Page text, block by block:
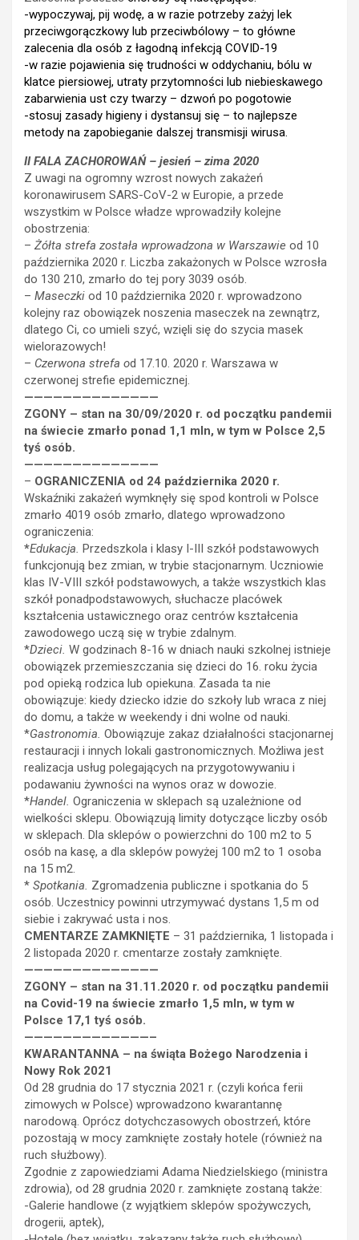
-wypoczywaj, pij wodę, a w razie potrzeby zażyj lek
przeciwgorączkowy lub przeciwbólowy – to główne
zalecenia dla osób z łagodną infekcją COVID-19
-w razie pojawienia się trudności w oddychaniu, bólu w
klatce piersiowej, utraty przytomności lub niebieskawego
zabarwienia ust czy twarzy – dzwoń po pogotowie
-stosuj zasady higieny i dystansuj się – to najlepsze
metody na zapobieganie dalszej transmisji wirusa.
II FALA ZACHOROWAŃ – jesień – zima 2020
Z uwagi na ogromny wzrost nowych zakażeń
koronawirusem SARS-CoV-2 w Europie, a przede
wszystkim w Polsce władze wprowadziły kolejne
obostrzenia:
– Żółta strefa została wprowadzona w Warszawie od 10
października 2020 r. Liczba zakażonych w Polsce wzrosła
do 130 210, zmarło do tej pory 3039 osób.
– Maseczki od 10 października 2020 r. wprowadzono
kolejny raz obowiązek noszenia maseczek na zewnątrz,
dlatego Ci, co umieli szyć, wzięli się do szycia masek
wielorazowych!
– Czerwona strefa od 17.10. 2020 r. Warszawa w
czerwonej strefie epidemicznej.
——————————————
ZGONY – stan na 30/09/2020 r. od początku pandemii
na świecie zmarło ponad 1,1 mln, w tym w Polsce 2,5
tyś osób.
——————————————
– OGRANICZENIA od 24 października 2020 r.
Wskaźniki zakażeń wymknęły się spod kontroli w Polsce
zmarło 4019 osób zmarło, dlatego wprowadzono
ograniczenia:
*Edukacja. Przedszkola i klasy I-III szkół podstawowych
funkcjonują bez zmian, w trybie stacjonarnym. Uczniowie
klas IV-VIII szkół podstawowych, a także wszystkich klas
szkół ponadpodstawowych, słuchacze placówek
kształcenia ustawicznego oraz centrów kształcenia
zawodowego uczą się w trybie zdalnym.
*Dzieci. W godzinach 8-16 w dniach nauki szkolnej istnieje
obowiązek przemieszczania się dzieci do 16. roku życia
pod opieką rodzica lub opiekuna. Zasada ta nie
obowiązuje: kiedy dziecko idzie do szkoły lub wraca z niej
do domu, a także w weekendy i dni wolne od nauki.
*Gastronomia. Obowiązuje zakaz działalności stacjonarnej
restauracji i innych lokali gastronomicznych. Możliwa jest
realizacja usług polegających na przygotowywaniu i
podawaniu żywności na wynos oraz w dowozie.
*Handel. Ograniczenia w sklepach są uzależnione od
wielkości sklepu. Obowiązują limity dotyczące liczby osób
w sklepach. Dla sklepów o powierzchni do 100 m2 to 5
osób na kasę, a dla sklepów powyżej 100 m2 to 1 osoba
na 15 m2.
* Spotkania. Zgromadzenia publiczne i spotkania do 5
osób. Uczestnicy powinni utrzymywać dystans 1,5 m od
siebie i zakrywać usta i nos.
CMENTARZE ZAMKNIĘTE – 31 października, 1 listopada i
2 listopada 2020 r. cmentarze zostały zamknięte.
——————————————
ZGONY – stan na 31.11.2020 r. od początku pandemii
na Covid-19 na świecie zmarło 1,5 mln, w tym w
Polsce 17,1 tyś osób.
—————————————–
KWARANTANNA – na świąta Bożego Narodzenia i
Nowy Rok 2021
Od 28 grudnia do 17 stycznia 2021 r. (czyli końca ferii
zimowych w Polsce) wprowadzono kwarantannę
narodową. Oprócz dotychczasowych obostrzeń, które
pozostają w mocy zamknięte zostały hotele (również na
ruch służbowy).
Zgodnie z zapowiedziami Adama Niedzielskiego (ministra
zdrowia), od 28 grudnia 2020 r. zamknięte zostaną także:
-Galerie handlowe (z wyjątkiem sklepów spożywczych,
drogerii, aptek),